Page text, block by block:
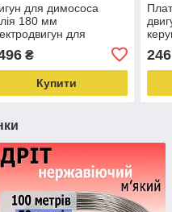
для димососа
180 мм
для
100 Вт Мотор із
WT-180/45
₴
Купити
246